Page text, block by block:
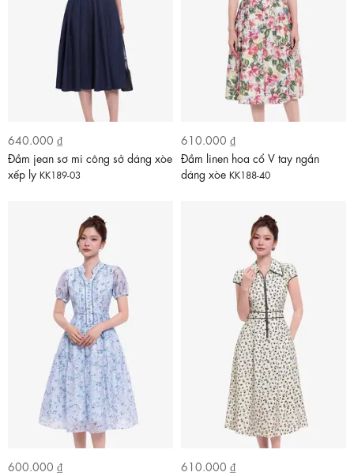
640.000 ₫
Đầm jean sơ mi công sở dáng xòe
xếp ly KK189-03
610.000 ₫
Đầm linen hoa cổ V tay ngắn
dáng xòe KK188-40
600.000 ₫
610.000 ₫